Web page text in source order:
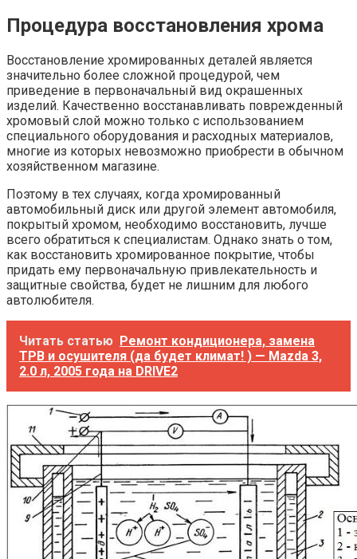
Процедура восстановления хрома
Восстановление хромированных деталей является
значительно более сложной процедурой, чем
приведение в первоначальный вид окрашенных
изделий. Качественно восстанавливать поврежденный
хромовый слой можно только с использованием
специального оборудования и расходных материалов,
многие из которых невозможно приобрести в обычном
хозяйственном магазине.
Поэтому в тех случаях, когда хромированный
автомобильный диск или другой элемент автомобиля,
покрытый хромом, необходимо восстановить, лучше
всего обратиться к специалистам. Однако знать о том,
как восстановить хромированное покрытие, чтобы
придать ему первоначальную привлекательность и
защитные свойства, будет не лишним для любого
автолюбителя.
Читать статью Ремонт кондиционера, замена
ТРВ и осушителя (да будет климат! ) — Mazda 3,
2.0 л, 2005 года на DRIVE2